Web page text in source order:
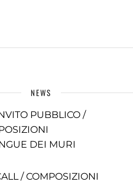
NEWS
PUBBLICO /
DEI MURI
/ COMPOSIZIONI